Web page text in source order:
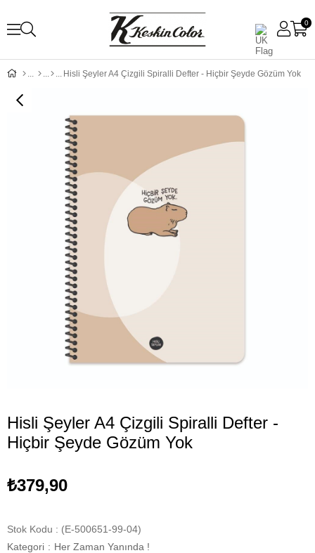
0
Hisli Şeyler A4 Çizgili Spiralli Defter - Hiçbir Şeyde Gözüm Yok
Hisli Şeyler A4 Çizgili Spiralli Defter -
Hiçbir Şeyde Gözüm Yok
₺379,90
Stok Kodu
(E-500651-99-04)
Kategori : Her Zaman Yanında !